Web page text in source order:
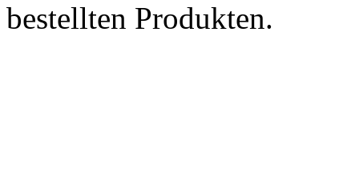
bestellten Produkten.